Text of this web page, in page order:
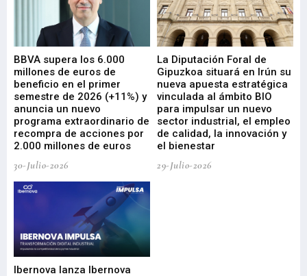
BBVA supera los 6.000
millones de euros de
beneficio en el primer
semestre de 2026 (+11%) y
anuncia un nuevo
programa extraordinario de
recompra de acciones por
2.000 millones de euros
30-Julio-2026
La Diputación Foral de
Gipuzkoa situará en Irún su
nueva apuesta estratégica
vinculada al ámbito BIO
para impulsar un nuevo
sector industrial, el empleo
de calidad, la innovación y
el bienestar
29-Julio-2026
Ibernova lanza Ibernova